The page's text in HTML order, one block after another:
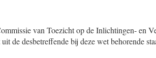
van Toezicht op de Inlichtingen- en
de desbetreffende bij deze wet behorende